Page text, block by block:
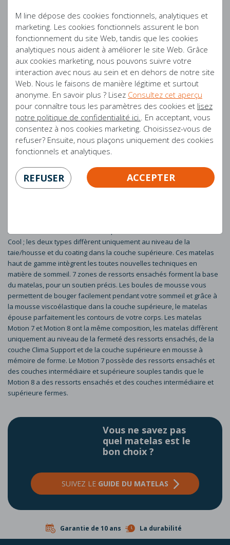
M line dépose des cookies fonctionnels, analytiques et
marketing. Les cookies fonctionnels assurent le bon
fonctionnement du site Web, tandis que les cookies
analytiques nous aident à améliorer le site Web. Grâce
aux cookies marketing, nous pouvons suivre votre
interaction avec nous au sein et en dehors de notre site
Web. Nous le faisons de manière légitime et surtout
anonyme. En savoir plus ? Lisez Consultez cet aperçu
pour connaître tous les paramètres des cookies et lisez
notre politique de confidentialité ici.
. En acceptant, vous
consentez à nos cookies marketing. Choisissez-vous de
refuser? Ensuite, nous plaçons uniquement des cookies
fonctionnels et analytiques.
REFUSER ACCEPTER
Les matelas Motion 5 & 6 sont disponibles dans les variantes Slow &
Cool ; les deux types diffèrent uniquement au niveau de la
taie/housse et du coating dans la couche supérieure. Ce matelas
Hybrid possède une base de mousse froide, combinée avec 7 zones
de ressorts ensachés, une couche Clima Support et une couche
supérieure en mousse à mémoire de forme. Cette combinaison de
ressorts ensachés et de mousse réunit le meilleur de deux mondes
et procure un confort et un soutien optimaux. Un aspect unique du
Cool Motion concerne l'Aqua Coating rafraîchissant et le Copper
Coating anti-allergène dans la couche supérieure. Les matelas
Motion 5 et Motion 6 ont la même composition, les matelas diffèrent
uniquement au niveau de la fermeté des ressorts ensachés, de la
couche Clima Support et de la couche supérieure en mousse à
mémoire de forme. Le Motion 5 possède des ressorts ensachés et
des couches intermédiaire et supérieure souples tandis que le
Motion 6 a des ressorts ensachés et des couches intermédiaire et
Les matelas Motion 7 & 8 sont disponibles dans les variantes Slow &
Cool ; les deux types diffèrent uniquement au niveau de la
taie/housse et du coating dans la couche supérieure. Ces matelas
haut de gamme intègrent les toutes nouvelles techniques en
matière de sommeil. 7 zones de ressorts ensachés forment la base
du matelas, pour un soutien précis. Les boules de mousse vous
permettent de bouger facilement pendant votre sommeil et grâce à
la mousse viscoélastique dans la couche supérieure, le matelas
épouse parfaitement les contours de votre corps. Les matelas
Motion 7 et Motion 8 ont la même composition, les matelas diffèrent
uniquement au niveau de la fermeté des ressorts ensachés, de la
couche Clima Support et de la couche supérieure en mousse à
mémoire de forme. Le Motion 7 possède des ressorts ensachés et
des couches intermédiaire et supérieure souples tandis que le
Motion 8 a des ressorts ensachés et des couches intermédiaire et
supérieure fermes.
Vous ne savez pas
quel matelas est le
bon choix ?
SUIVEZ LE GUIDE DU MATELAS
Garantie de 10 ans La durabilité